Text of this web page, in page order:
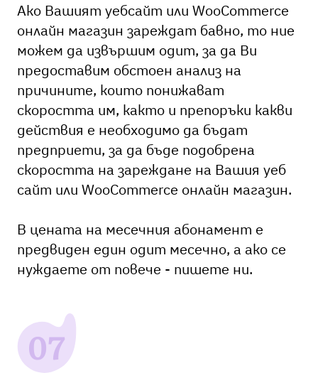
Ако Вашият уебсайт или WooCommerce
онлайн магазин зареждат бавно, то ние
можем да извършим одит, за да Ви
предоставим обстоен анализ на
причините, които понижават
скоростта им, както и препоръки какви
действия е необходимо да бъдат
предприети, за да бъде подобрена
скоростта на зареждане на Вашия уеб
сайт или WooCommerce онлайн магазин.
В цената на месечния абонамент е
предвиден един одит месечно, а ако се
нуждаете от повече - пишете ни.